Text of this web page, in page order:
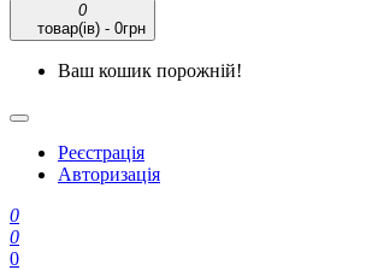
0
товар(ів) - 0грн
Ваш кошик порожній!
Реєстрація
Авторизація
0
0
0